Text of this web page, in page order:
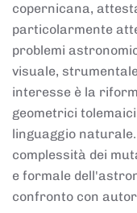
copernicana,
particolarmente
problemi
visuale,
interesse è la
geometrici
linguaggio
complessità dei
e formale
confronto con